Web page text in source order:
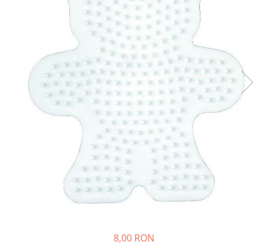
Biciclete si Triciclete
Accesorii
Biciclete VIKING
Biciclete Viking Challange
Biciclete Viking Explorer
Camere Senzoriale
Amenajări camere senzoriale
Echipamente camere senzoriale
Oferte pentru Camere Senzoriale
8,00 RON